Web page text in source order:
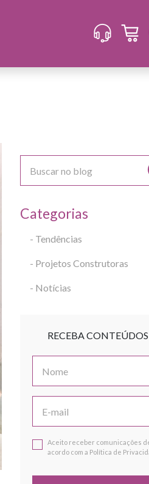
Categorias
- Tendências
- Projetos Construtoras
- Notícias
RECEBA CONTEÚDOS
Aceito receber comunicações
acordo com a Política de